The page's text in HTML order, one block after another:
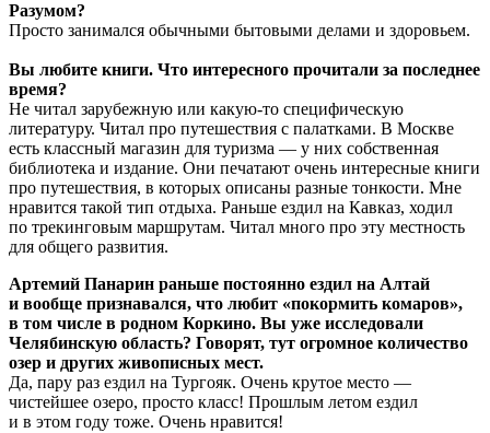
Разумом?
Просто занимался обычными бытовыми делами и здоровьем.
Вы любите книги. Что интересного прочитали за последнее
время?
Не читал зарубежную или какую-то специфическую
литературу. Читал про путешествия с палатками. В Москве
есть классный магазин для туризма — у них собственная
библиотека и издание. Они печатают очень интересные книги
про путешествия, в которых описаны разные тонкости. Мне
нравится такой тип отдыха. Раньше ездил на Кавказ, ходил
по трекинговым маршрутам. Читал много про эту местность
для общего развития.
Артемий Панарин раньше постоянно ездил на Алтай
и вообще признавался, что любит «покормить комаров»,
в том числе в родном Коркино. Вы уже исследовали
Челябинскую область? Говорят, тут огромное количество
озер и других живописных мест.
Да, пару раз ездил на Тургояк. Очень крутое место —
чистейшее озеро, просто класс! Прошлым летом ездил
и в этом году тоже. Очень нравится!